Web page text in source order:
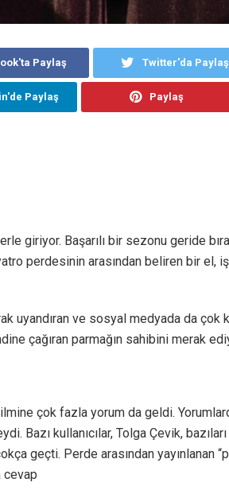
Paylaş Twitter'da Paylaş
Paylaş Paylaş
giriyor. Başarılı bir sezonu geride
perdesinin arasından beliren bir
uyandıran ve sosyal medyada da çok
çağıran parmağın sahibini merak
çok fazla yorum da geldi.
Bazı kullanıcılar, Tolga Çevik,
geçti. Perde arasından yayınlanan
cevap